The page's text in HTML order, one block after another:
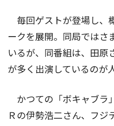
毎回ゲストが登場し、
ークを展開。同局ではさ
いるが、同番組は、田原
が多く出演しているのが
かつての「ボキャブラ
Ｒの伊勢浩二さん、フジ